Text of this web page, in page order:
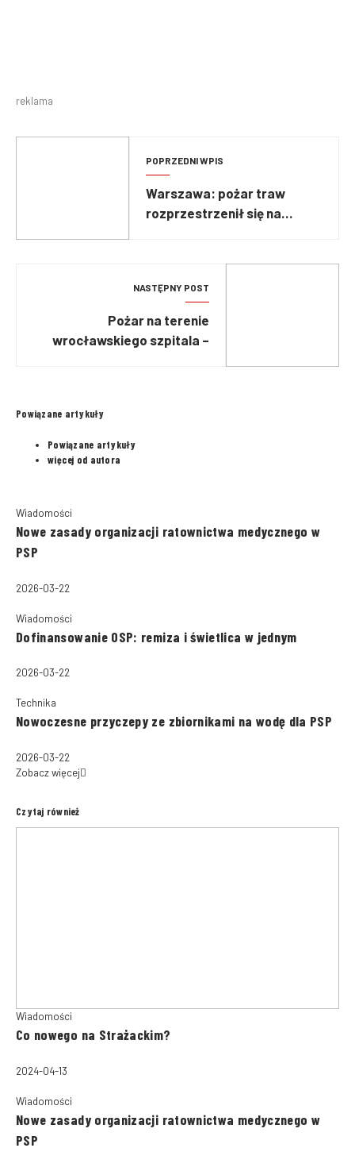
reklama
POPRZEDNI WPIS
Warszawa: pożar traw
rozprzestrzenił się na
NASTĘPNY POST
Pożar na terenie
wrocławskiego szpitala –
Powiązane artykuły
Powiązane artykuły
więcej od autora
Wiadomości
Nowe zasady organizacji ratownictwa medycznego w
PSP
2026-03-22
Wiadomości
Dofinansowanie OSP: remiza i świetlica w jednym
2026-03-22
Technika
Nowoczesne przyczepy ze zbiornikami na wodę dla PSP
2026-03-22
Zobacz więcej
Czytaj również
Wiadomości
Co nowego na Strażackim?
2024-04-13
Wiadomości
Nowe zasady organizacji ratownictwa medycznego w
PSP